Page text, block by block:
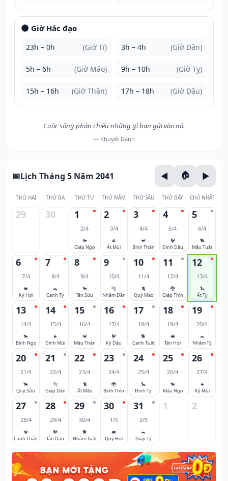
🌑 Giờ Hắc đạo
23h – 0h (Giờ Tí) 3h – 4h (Giờ Dần)
5h – 6h (Giờ Mão) 9h – 10h (Giờ Tỵ)
15h – 16h (Giờ Thân) 17h – 18h (Giờ Dậu)
Cuộc sống phản chiếu những gì bạn gửi vào nó.
— Khuyết Danh
Lịch Tháng 5 Năm 2041
THỨ HAI THỨ BA THỨ TƯ THỨ NĂM THỨ SÁU THỨ BẢY CHỦ NHẬT
29 30 1
2/4
🐎
Giáp Ngọ
2
3/4
🐐
Ất Mùi
3
4/4
🐒
Bính Thân
4
5/4
🐓
Đinh Dậu
5
6/4
🐕
Mậu Tuất
6
7/4
🐖
Kỷ Hợi
7
8/4
🐀
Canh Tý
8
9/4
🐂
Tân Sửu
9
10/4
🐅
Nhâm Dần
10
11/4
🐈
Quý Mão
11
12/4
🐉
Giáp Thìn
12
13/4
🐍
Ất Tỵ
13
14/4
🐎
Bính Ngọ
14
15/4
🐐
Đinh Mùi
15
16/4
🐒
Mậu Thân
16
17/4
🐓
Kỷ Dậu
17
18/4
🐕
Canh Tuất
18
19/4
🐖
Tân Hợi
19
20/4
🐀
Nhâm Tý
20
21/4
🐂
Quý Sửu
21
22/4
🐅
Giáp Dần
22
23/4
🐈
Ất Mão
23
24/4
🐉
Bính Thìn
24
25/4
🐍
Đinh Tỵ
25
26/4
🐎
Mậu Ngọ
26
27/4
🐐
Kỷ Mùi
27
28/4
🐒
Canh Thân
28
29/4
🐓
Tân Dậu
29
30/4
🐕
Nhâm Tuất
30
1/5
🐖
Quý Hợi
31
2/5
🐀
Giáp Tý
1 2